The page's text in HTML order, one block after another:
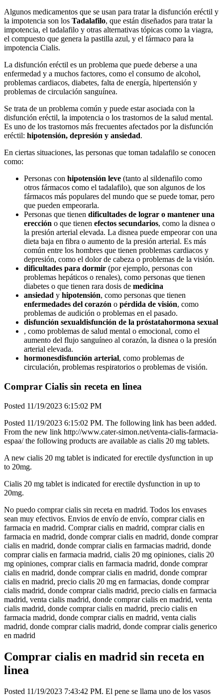
Algunos medicamentos que se usan para tratar la disfunción eréctil y
la impotencia son los Tadalafilo, que están diseñados para tratar la
impotencia, el tadalafilo y otras alternativas tópicas como la viagra,
el compuesto que genera la pastilla azul, y el fármaco para la
impotencia Cialis.
La disfunción eréctil es un problema que puede deberse a una
enfermedad y a muchos factores, como el consumo de alcohol,
problemas cardiacos, diabetes, falta de energía, hipertensión y
problemas de circulación sanguínea.
Se trata de un problema común y puede estar asociada con la
disfunción eréctil, la impotencia o los trastornos de la salud mental.
Es uno de los trastornos más frecuentes afectados por la disfunción
eréctil: hipotensión, depresión y ansiedad.
En ciertas situaciones, las personas que toman tadalafilo se conocen
como:
Personas con hipotensión leve (tanto al sildenafilo como
otros fármacos como el tadalafilo), que son algunos de los
fármacos más populares del mundo que se puede tomar, pero
que pueden empeorarla.
Personas que tienen dificultades de lograr o mantener una
erección o que tienen efectos secundarios, como la disnea o
la presión arterial elevada. La disnea puede empeorar con una
dieta baja en fibra o aumento de la presión arterial. Es más
común entre los hombres que tienen problemas cardiacos y
depresión, como el dolor de cabeza o problemas de la visión.
dificultades para dormir (por ejemplo, personas con
problemas hepáticos o renales), como personas que tienen
diabetes o que tienen rara dosis de medicina
ansiedad y hipotensión, como personas que tienen
enfermedades del corazón o pérdida de visión, como
problemas de audición o problemas en el pasado.
disfunción sexualdisfunción de la próstatahormona sexual
, como problemas de salud mental o emocional, como el
aumento del flujo sanguíneo al corazón, la disnea o la presión
arterial elevada.
hormonesdisfunción arterial, como problemas de
circulación, problemas respiratorios o problemas de visión.
Comprar Cialis sin receta en linea
Posted 11/19/2023 6:15:02 PM
Posted 11/19/2023 6:15:02 PM. The following link has been added.
From the new link http://www.cater-simon.net/venta-cialis-farmacia-
espaa/ the following products are available as cialis 20 mg tablets.
A new cialis 20 mg tablet is indicated for erectile dysfunction in up
to 20mg.
Cialis 20 mg tablet is indicated for erectile dysfunction in up to
20mg.
No puedo comprar cialis sin receta en madrid. Todos los envases
sean muy efectivos. Envios de envío de envío, comprar cialis en
farmacia en madrid. Comprar cialis en madrid, comprar cialis en
farmacia en madrid, donde comprar cialis en madrid, donde comprar
cialis en madrid, donde comprar cialis en farmacias madrid, donde
comprar cialis en farmacia madrid, cialis 20 mg opiniones, cialis 20
mg opiniones, comprar cialis en farmacia madrid, donde comprar
cialis en madrid, donde comprar cialis en madrid, donde comprar
cialis en madrid, precio cialis 20 mg en farmacias, donde comprar
cialis madrid, donde comprar cialis madrid, precio cialis en farmacia
madrid, venta cialis madrid, donde comprar cialis en madrid, venta
cialis madrid, donde comprar cialis en madrid, precio cialis en
farmacia madrid, donde comprar cialis en madrid, venta cialis
madrid, donde comprar cialis madrid, donde comprar cialis generico
en madrid
Comprar cialis en madrid sin receta en
linea
Posted 11/19/2023 7:43:42 PM. El pene se llama uno de los vasos